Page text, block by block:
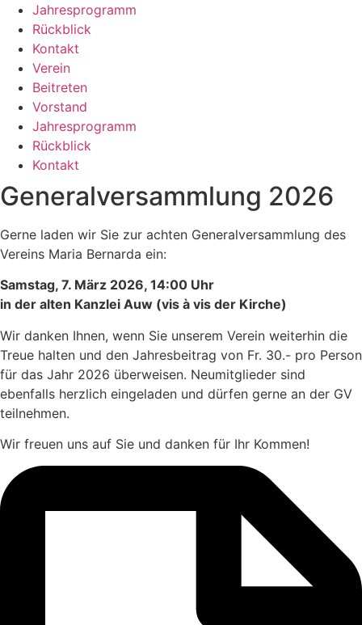
Jahresprogramm
Rückblick
Kontakt
Verein
Beitreten
Vorstand
Jahresprogramm
Rückblick
Kontakt
Generalversammlung 2026
Gerne laden wir Sie zur achten Generalversammlung des
Vereins Maria Bernarda ein:
Samstag, 7. März 2026, 14:00 Uhr
in der alten Kanzlei Auw (vis à vis der Kirche)
Wir danken Ihnen, wenn Sie unserem Verein weiterhin die
Treue halten und den Jahresbeitrag von Fr. 30.- pro Person
für das Jahr 2026 überweisen. Neumitglieder sind
ebenfalls herzlich eingeladen und dürfen gerne an der GV
teilnehmen.
Wir freuen uns auf Sie und danken für Ihr Kommen!